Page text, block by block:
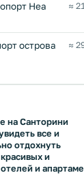
Неа
≈
острова
≈
на Санторини
все и
отдохнуть
и
и